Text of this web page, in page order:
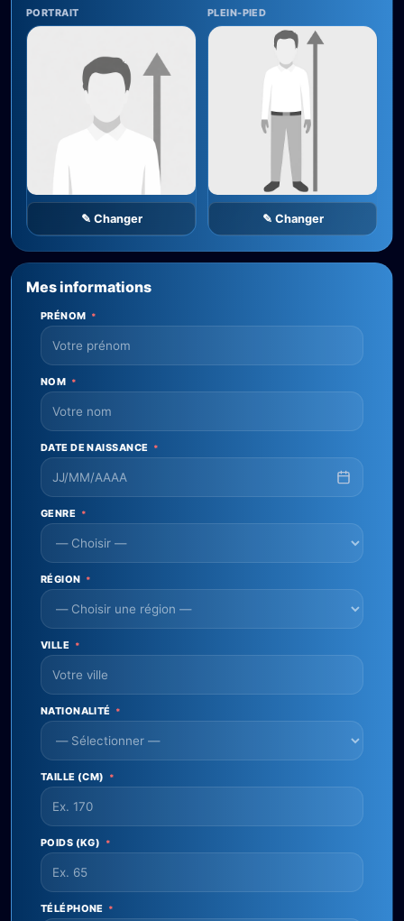
PORTRAIT
✎ Changer
PLEIN-PIED
✎ Changer
Mes informations
PRÉNOM *
NOM *
DATE DE NAISSANCE *
GENRE *
RÉGION *
VILLE *
NATIONALITÉ *
TAILLE (CM) *
POIDS (KG) *
TÉLÉPHONE *